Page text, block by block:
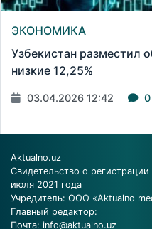
ЭКОНОМИКА
Узбекистан разместил
низкие 12,25%
03.04.2026 12:42 0
Aktualno.uz
Свидетельство о
июля 2021 года
Учредитель: ООО «Aktualno
Главный редактор:
Почта: info@aktualno.uz